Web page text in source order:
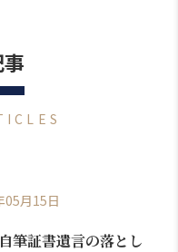
05月15日
筆証書遺言の落とし